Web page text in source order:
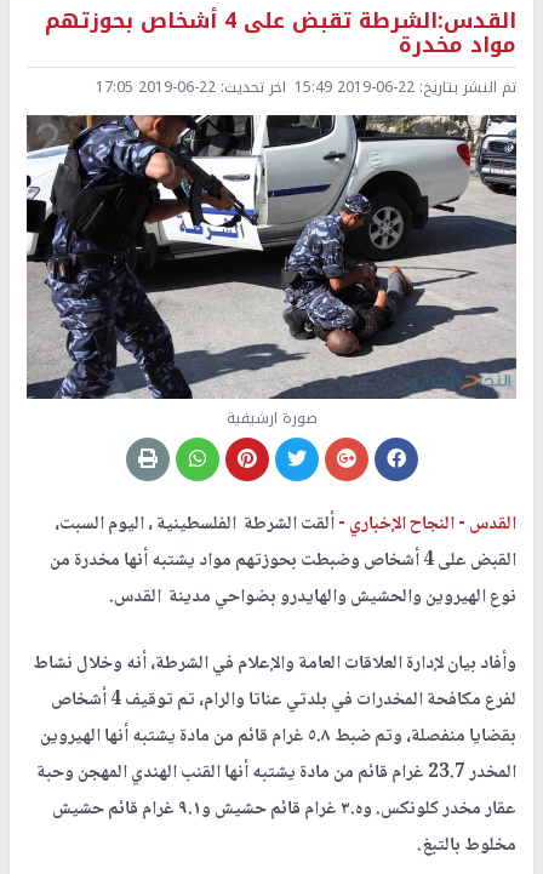
القدس:الشرطة تقبض على 4 أشخاص بحوزتهم
مواد مخدرة
تم النشر بتاريخ: 2019-06-22 15:49 اخر تحديث: 2019-06-22 17:05
صورة ارشيفية
القدس -النجاح الإخباري -ألقت الشرطة الفلسطينية ، اليوم السبت،
القبض على 4 أشخاص وضبطت بحوزتهم مواد يشتبه أنها مخدرة من
نوع الهيروين والحشيش والهايدرو بضواحي مدينة القدس.
وأفاد بيان لإدارة العلاقات العامة والإعلام في الشرطة، أنه وخلال نشاط
لفرع مكافحة المخدرات في بلدتي عناتا والرام، تم توقيف 4 أشخاص
بقضايا منفصلة، وتم ضبط ٥.٨ غرام قائم من مادة يشتبه أنها الهيروين
المخدر 23.7 غرام قائم من مادة يشتبه أنها القنب الهندي المهجن وحبة
عقار مخدر كلونكس. وه.٣ غرام قائم حشيش و٩.١ غرام قائم حشيش
مخلوط بالتبغ.